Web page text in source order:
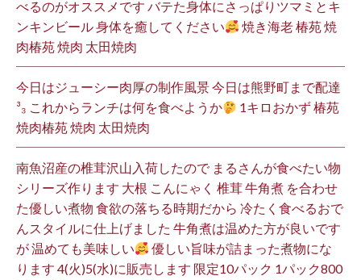
べるのがオススメです バテた身体にさっぱりツマミとキ
ンキンビール 身体を癒してください
焼き海老 椿苑 焼
肉椿苑 焼肉 太田焼肉
今日はジューシー肉厚の制作風景 今日は熊野町まで配達
³₃ これからランチは何を食べようか
1キロおかず 椿苑
焼肉椿苑 焼肉 太田焼肉
南魚沼産の椎茸沢山入荷したので まるさんが食べたい物
シリーズ作ります 大根 こんにゃく 椎茸 牛角煮 を合わせ
た優しい煮物 食欲の落ちる時期だから 冷たく食べるおで
んスタイルに仕上げました 牛角煮は温めた方が良いです
が 温めても美味しい
優しい旨味が詰まった煮物にな
ります 4(火)5(水)に販売します 限定10パック 1パック800